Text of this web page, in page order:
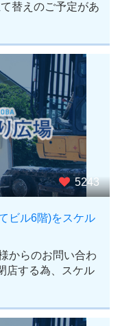
替えのご予定があ
5243
ビル6階)をスケル
からのお問い合わ
店する為、スケル